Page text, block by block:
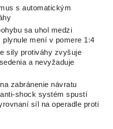
s automatickým
sa uhol
medzi
plynule mení v pomere 1:4
sily protiváhy zvyšuje
a nevyžaduje
zabránenie návratu
shock systém spustí
síl na operadle proti